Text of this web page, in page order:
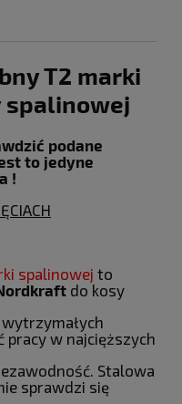
T2 marki
spalinowej
podane
to jedyne
!
spalinowej to
do kosy
pracy w najcięższych
Stalowa
sprawdzi się